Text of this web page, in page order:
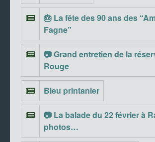
🎂 La fête des 90 ans des
Fagne”
📷 Grand entretien de la
Rouge
Bleu printanier
📷 La balade du 22 février à
photos…